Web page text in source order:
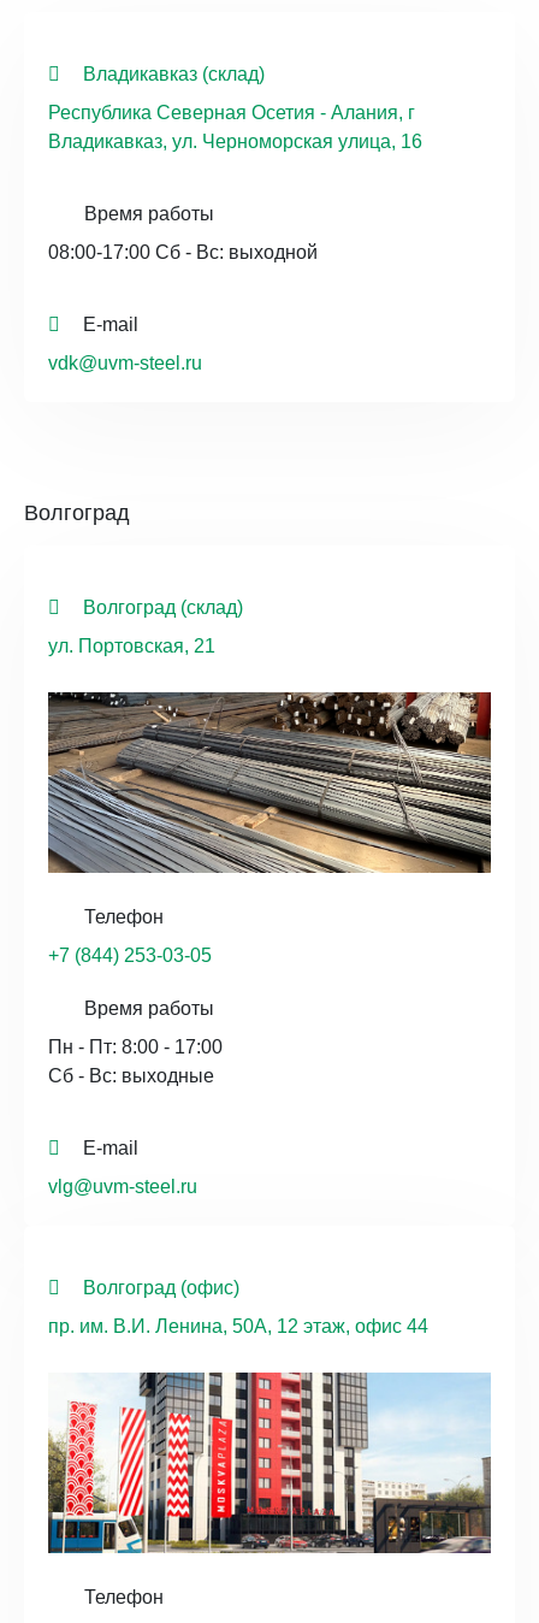
Владикавказ (склад)
Республика Северная Осетия - Алания, г
Владикавказ, ул. Черноморская улица, 16
Время работы
08:00-17:00 Сб - Вс: выходной
E-mail
vdk@uvm-steel.ru
Волгоград
Волгоград (склад)
ул. Портовская, 21
Телефон
+7 (844) 253-03-05
Время работы
Пн - Пт: 8:00 - 17:00
Сб - Вс: выходные
E-mail
vlg@uvm-steel.ru
Волгоград (офис)
пр. им. В.И. Ленина, 50А, 12 этаж, офис 44
Телефон